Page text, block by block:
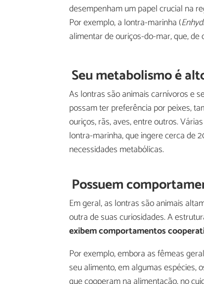
desempenham um papel crucial na
Por exemplo, a lontra-marinha (
alimentar de ouriços-do-mar, que,
Seu metabolismo é
As lontras são animais carnívoros e
possam ter preferência por peixes,
ouriços, rãs, aves, entre outros.
lontra-marinha, que ingere cerca de
necessidades metabólicas.
Possuem
Em geral, as lontras são animais
outra de suas curiosidades. A
exibem comportamentos
Por exemplo, embora as fêmeas
seu alimento, em algumas espécies,